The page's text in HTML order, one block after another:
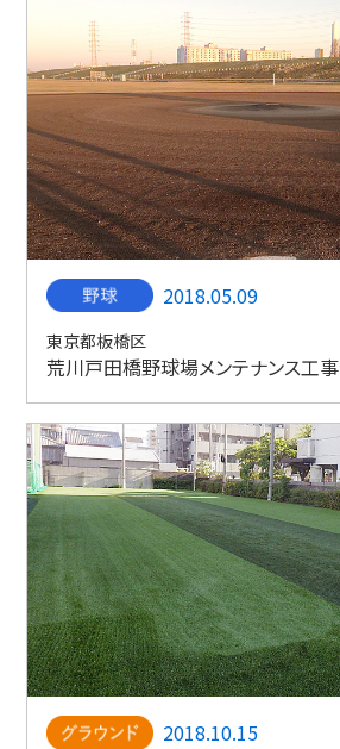
2018.05.09
東京都板橋区
荒川戸田橋野球場メンテナンス工事
2018.10.15